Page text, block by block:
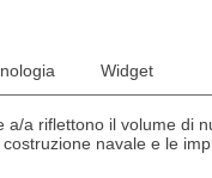
Widget
a riflettono il volume di
navale e le